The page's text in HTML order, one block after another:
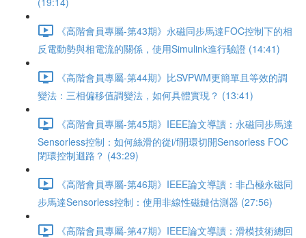
《高階會員專屬-第43期》永磁同步馬達FOC控制下的相
反電動勢與相電流的關係，使用Simulink進行驗證 (14:41)
《高階會員專屬-第44期》比SVPWM更簡單且等效的調
變法：三相偏移值調變法，如何具體實現？ (13:41)
《高階會員專屬-第45期》IEEE論文導讀：永磁同步馬達
Sensorless控制：如何絲滑的從i/f開環切開Sensorless FOC
閉環控制迴路？ (43:29)
《高階會員專屬-第46期》IEEE論文導讀：非凸極永磁同
步馬達Sensorless控制：使用非線性磁鏈估測器 (27:56)
《高階會員專屬-第47期》IEEE論文導讀：滑模技術總回